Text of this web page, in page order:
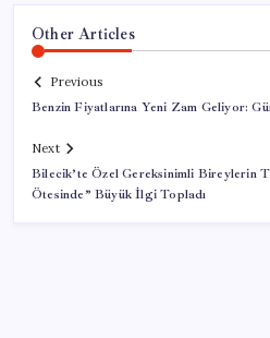
Other Articles
Previous
Benzin Fiyatlarına Yeni Zam Geliyor:
Next
Bilecik’te Özel Gereksinimli Bireylerin
Ötesinde” Büyük İlgi Topladı